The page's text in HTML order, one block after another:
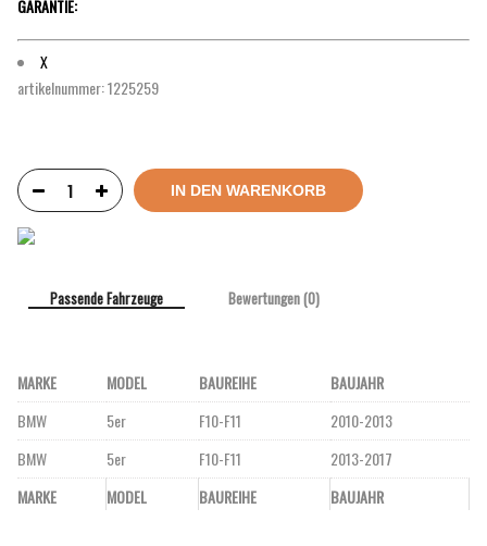
GARANTIE:
X
artikelnummer: 1225259
IN DEN WARENKORB
Passende Fahrzeuge Bewertungen (0)
MARKE MODEL BAUREIHE BAUJAHR
MARKE MODEL BAUREIHE BAUJAHR
BMW 5er F10-F11
2010-2013
BMW
5er F10-F11 2013-2017